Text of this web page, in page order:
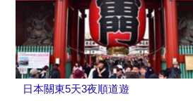
日本關東5天3夜順道遊